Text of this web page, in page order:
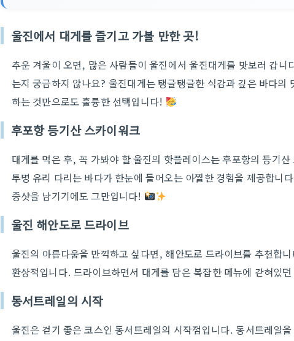
울진에서 대게를 즐기고 가볼 만한 곳!
추운 겨울이 오면, 많은 사람들이 울진에서 울진대게를 맛보러 갑
는지 궁금하지 않나요? 울진대게는 탱글탱글한 식감과 깊은 바다
하는 것만으로도 훌륭한 선택입니다!
후포항 등기산 스카이워크
대게를 먹은 후, 꼭 가봐야 할 울진의 핫플레이스는 후포항의 등기
투명 유리 다리는 바다가 한눈에 들어오는 아찔한 경험을 제공합니
증샷을 남기기에도 그만입니다!
울진 해안도로 드라이브
울진의 아름다움을 만끽하고 싶다면, 해안도로 드라이브를 추천합
환상적입니다. 드라이브하면서 대게를 담은 복잡한 메뉴에 갇혀있
동서트레일의 시작
울진은 걷기 좋은 코스인 동서트레일의 시작점입니다. 동서트레일